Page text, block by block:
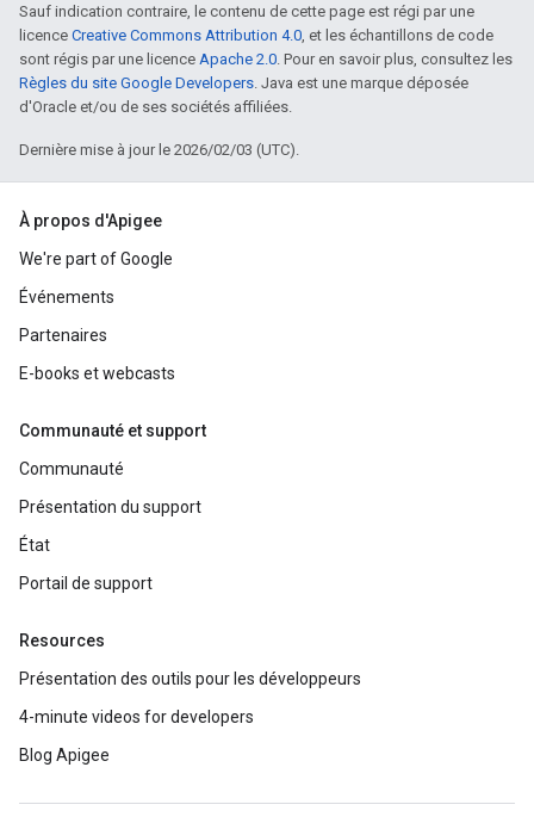
Sauf indication contraire, le contenu de cette page est régi par une
licence Creative Commons Attribution 4.0 , et les échantillons de code
sont régis par une licence Apache 2.0 . Pour en savoir plus, consultez les
Règles du site Google Developers . Java est une marque déposée
d'Oracle et/ou de ses sociétés affiliées.
Dernière mise à jour le 2026/02/03 (UTC).
À propos d'Apigee
We're part of Google
Événements
Partenaires
E-books et webcasts
Communauté et support
Communauté
Présentation du support
État
Portail de support
Resources
Présentation des outils pour les développeurs
4-minute videos for developers
Blog Apigee